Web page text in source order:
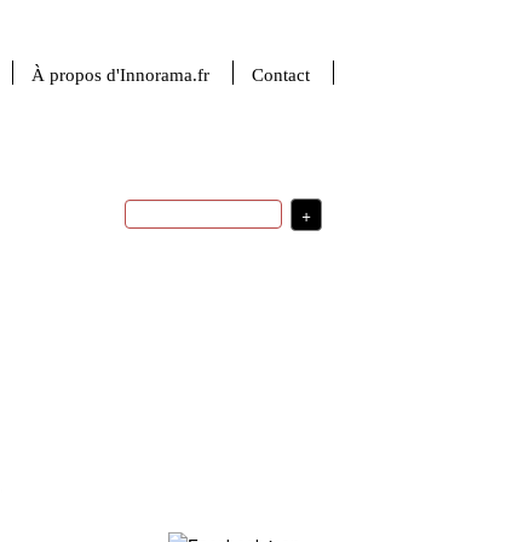
À propos d'Innorama.fr Contact
+